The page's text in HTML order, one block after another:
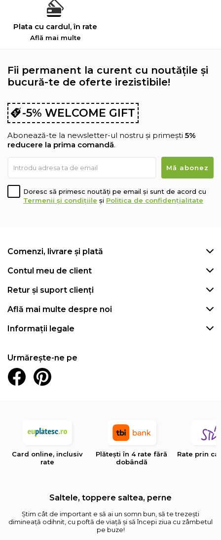
Plata cu cardul, în rate
Află mai multe
Fii permanent la curent cu noutățile și
bucură-te de oferte irezistibile!
-5% WELCOME GIFT
Abonează-te la newsletter-ul nostru și primești 5%
reducere la prima comandă.
Doresc să primesc noutăți pe email și sunt de acord cu
Termenii și condițiile și Politica de confidențialitate
Comenzi, livrare și plată
Contul meu de client
Retur și suport clienți
Află mai multe despre noi
Informații legale
Urmărește-ne pe
Card online, inclusiv
rate
Plătești în 4 rate fără
dobândă
Rate prin
Saltele, toppere saltea, perne
Știm cât de important e să ai un somn bun, să te trezești
dimineață odihnit, cu poftă de viață și să începi ziua cu zâmbetul
pe buze!